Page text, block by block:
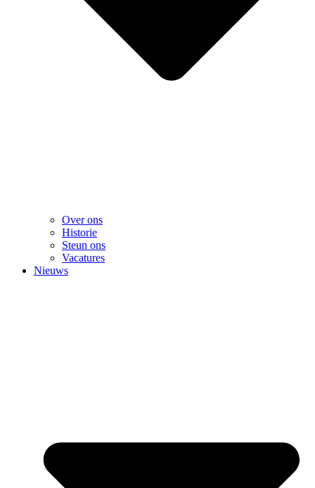
Over ons
Historie
Steun ons
Vacatures
Nieuws